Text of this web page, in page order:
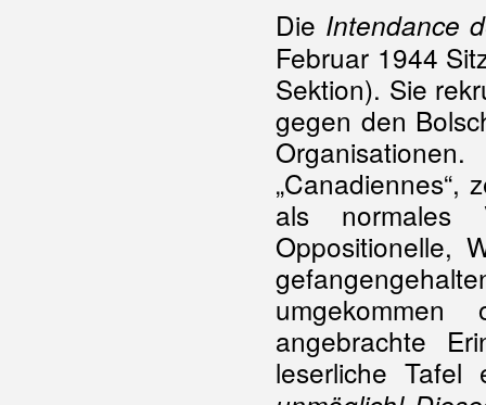
Die Intendance
Februar 1944
Sektion). Sie
gegen den
„Canadiennes“,
als normales
Oppositionelle,
angebrachte
leserliche